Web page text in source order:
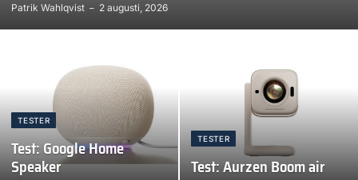
Patrik Wahlqvist 2 augusti, 2026
TESTER
Test: Google Home
Speaker
TESTER
Test: Aurzen Boom air